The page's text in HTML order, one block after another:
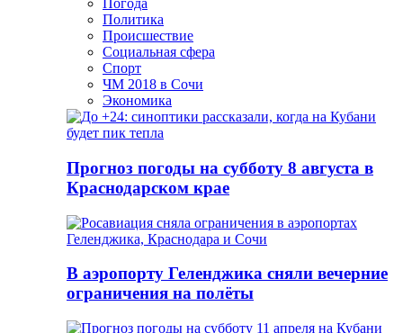
Погода
Политика
Происшествие
Социальная сфера
Спорт
ЧМ 2018 в Сочи
Экономика
Прогноз погоды на субботу 8 августа в
Краснодарском крае
В аэропорту Геленджика сняли вечерние
ограничения на полёты